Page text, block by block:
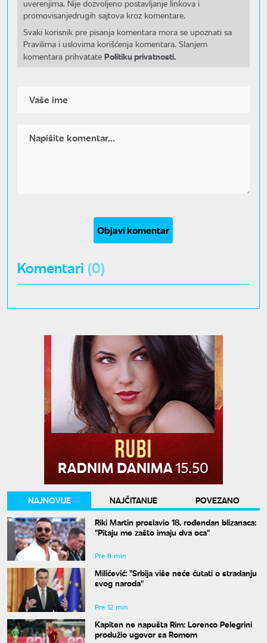
uverenjima. Nije dozvoljeno postavljanje linkova i
promovisanjedrugih sajtova kroz komentare.
Svaki korisnik pre pisanja komentara mora se upoznati sa
Pravilima i uslovima korišćenja komentara. Slanjem
komentara prihvatate Politiku privatnosti.
Objavi komentar
Komentari (0)
NAJNOVIJE NAJČITANIJE
POVEZANO
Riki Martin proslavio 18. rođendan blizanaca:
"Pitaju me zašto imaju dva oca"
Pre 8 min
Milićević: "Srbija više neće ćutati o stradanju
svog naroda"
Pre 12 min
Kapiten ne napušta Rim: Lorenco Pelegrini
produžio ugovor sa Romom